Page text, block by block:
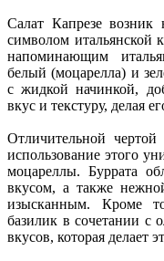
Салат Капрезе
символом итальянской
напоминающим
белый (моцарелла) и
с жидкой начинкой,
вкус и текстуру, делая
Отличительной чертой
использование этого
моцареллы. Буррата
вкусом, а также
изысканным. Кроме
базилик в сочетании с
вкусов, которая делает